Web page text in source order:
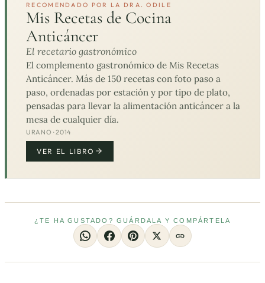
RECOMENDADO POR LA DRA. ODILE
Mis Recetas de Cocina
Anticáncer
El recetario gastronómico
El complemento gastronómico de Mis Recetas
Anticáncer. Más de 150 recetas con foto paso a
paso, ordenadas por estación y por tipo de plato,
pensadas para llevar la alimentación anticáncer a la
mesa de cualquier día.
URANO · 2014
VER EL LIBRO
¿TE HA GUSTADO? GUÁRDALA Y COMPÁRTELA